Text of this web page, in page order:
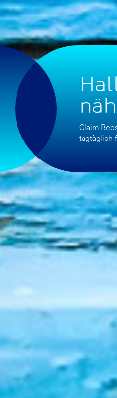
Claim
tagtäglich